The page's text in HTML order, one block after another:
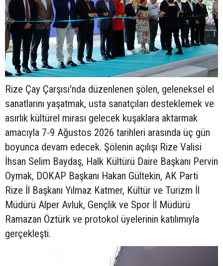
Rize Çay Çarşısı'nda düzenlenen şölen, geleneksel el
sanatlarını yaşatmak, usta sanatçıları desteklemek ve
asırlık kültürel mirası gelecek kuşaklara aktarmak
amacıyla 7-9 Ağustos 2026 tarihleri arasında üç gün
boyunca devam edecek. Şölenin açılışı Rize Valisi
İhsan Selim Baydaş, Halk Kültürü Daire Başkanı Pervin
Oymak, DOKAP Başkanı Hakan Gültekin, AK Parti
Rize İl Başkanı Yılmaz Katmer, Kültür ve Turizm İl
Müdürü Alper Avluk, Gençlik ve Spor İl Müdürü
Ramazan Öztürk ve protokol üyelerinin katılımıyla
gerçekleşti.